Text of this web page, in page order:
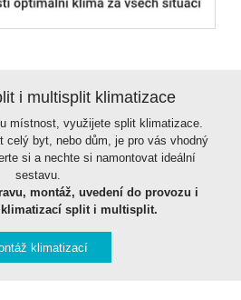
i multisplit klimatizace
místnost, využijete split klimatizace.
celý byt, nebo dům, je pro vás vhodný
si a nechte si namontovat ideální
sestavu.
montáž, uvedení do provozu i
klimatizací split i multisplit.
klimatizací